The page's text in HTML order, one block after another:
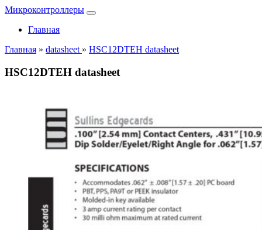
Микроконтроллеры
Главная
Главная » datasheet » HSC12DTEH datasheet
HSC12DTEH datasheet